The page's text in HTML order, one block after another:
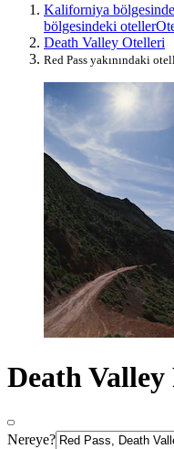
Kaliforniya
bölgesindeki oteller
Death Valley Otelleri
Red Pass yakınındaki
Death Valley
Nereye?